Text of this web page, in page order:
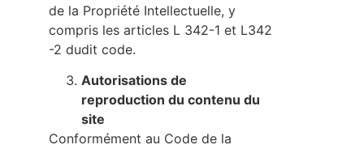
de la Propriété Intellectuelle, y
compris les articles L 342-1 et L342
-2 dudit code.
Autorisations de
reproduction du contenu du
site
Conformément au Code de la